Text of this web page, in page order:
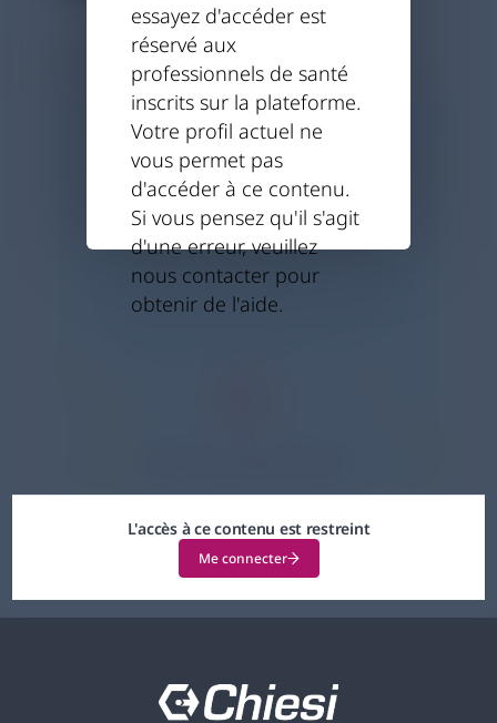
essayez d'accéder est
réservé aux
professionnels de santé
inscrits sur la plateforme.
Votre profil actuel ne
vous permet pas
d'accéder à ce contenu.
Si vous pensez qu'il s'agit
d'une erreur, veuillez
nous contacter pour
obtenir de l'aide.
WEBINAIRE - Le don croisé - REPLAY - La
Société Francophone de Transplantation
L'accès à ce contenu est restreint
Me connecter